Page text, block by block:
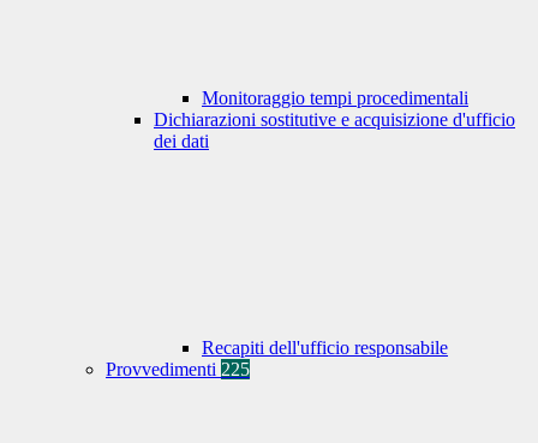
Monitoraggio tempi procedimentali
Dichiarazioni sostitutive e acquisizione d'ufficio
dei dati
Recapiti dell'ufficio responsabile
Provvedimenti 225